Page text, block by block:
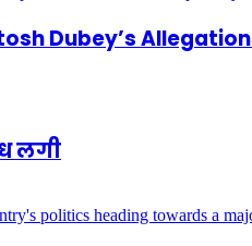
Dubey’s
लगी